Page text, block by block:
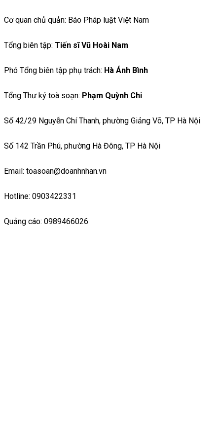
Cơ quan chủ quản: Báo Pháp luật Việt Nam
Tổng biên tập: Tiến sĩ Vũ Hoài Nam
Phó Tổng biên tập phụ trách: Hà Ánh Bình
Tổng Thư ký toà soạn: Phạm Quỳnh Chi
Số 42/29 Nguyễn Chí Thanh, phường Giảng Võ, TP Hà Nội
Số 142 Trần Phú, phường Hà Đông, TP Hà Nội
Email: toasoan@doanhnhan.vn
Hotline: 0903422331
Quảng cáo: 0989466026